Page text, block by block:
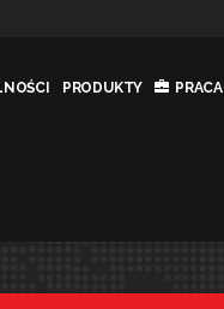
PRODUKTY PRACA